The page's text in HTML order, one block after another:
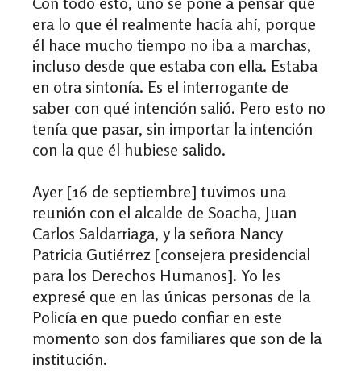
era lo que él realmente hacía ahí, porque
él hace mucho tiempo no iba a marchas,
incluso desde que estaba con ella. Estaba
en otra sintonía. Es el interrogante de
saber con qué intención salió. Pero esto no
tenía que pasar, sin importar la intención
con la que él hubiese salido.
Ayer [16 de septiembre] tuvimos una
reunión con el alcalde de Soacha, Juan
Carlos Saldarriaga, y la señora Nancy
Patricia Gutiérrez [consejera presidencial
para los Derechos Humanos]. Yo les
expresé que en las únicas personas de la
Policía en que puedo confiar en este
momento son dos familiares que son de la
institución.